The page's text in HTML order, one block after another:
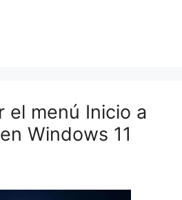
el menú Inicio a
Windows 11